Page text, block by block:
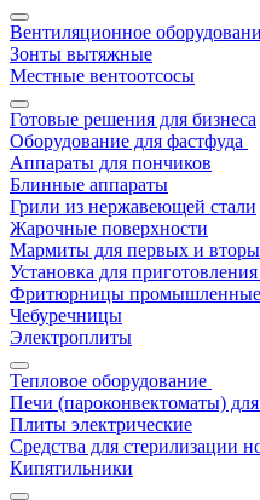
Вентиляционное
Зонты вытяжные
Местные вентоотсосы
Готовые решения для бизнеса
Оборудование для фастфуда
Аппараты для пончиков
Блинные аппараты
Грили из нержавеющей стали
Жарочные поверхности
Мармиты для первых и
Установка для
Фритюрницы промышленные
Чебуречницы
Электроплиты
Тепловое оборудование
Печи (пароконвектоматы)
Плиты электрические
Средства для стерилизации
Кипятильники